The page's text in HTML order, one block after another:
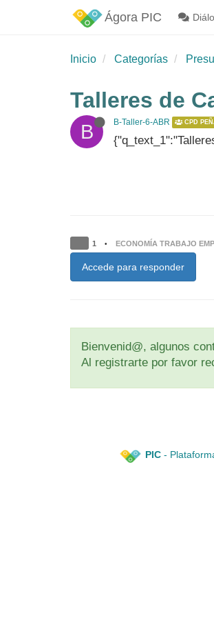
Ágora PIC
Inicio Categorías
Talleres de
B B-Taller-6-ABR CPD
1 • ECONOMÍA TRABAJO
Accede para responder
Bienvenid@, algunos
Al registrarte por favor
PIC-